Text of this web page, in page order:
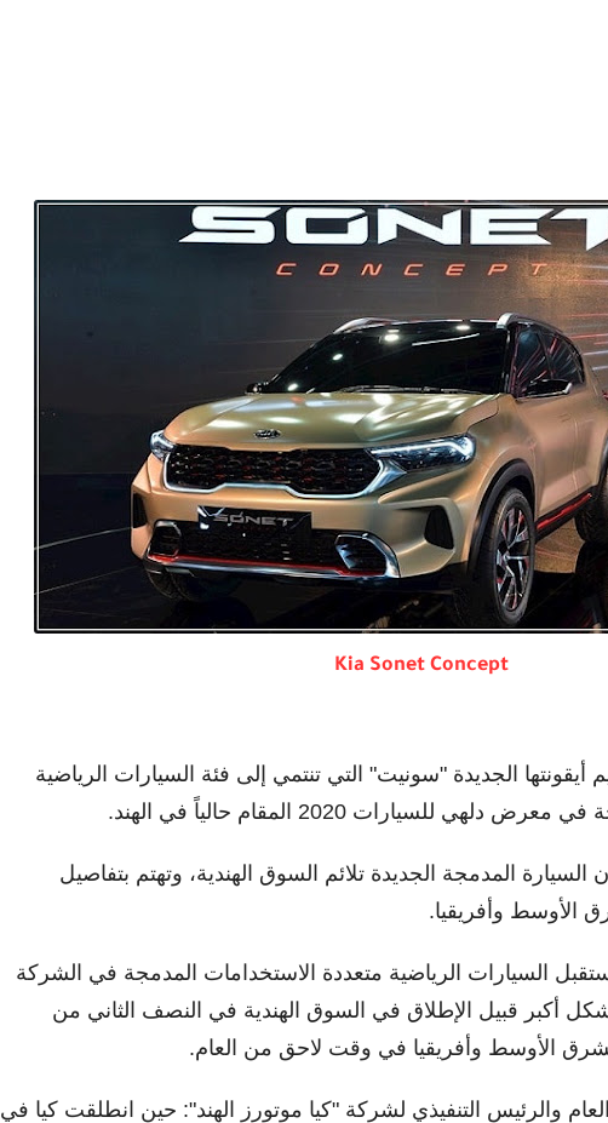
Kia Sonet Concept
الجديدة "سونيت" التي تنتمي إلى فئة السيارات الرياضية
للسيارات 2020 المقام حالياً في الهند.
المدمجة الجديدة تلائم السوق الهندية، وتهتم بتفاصيل
الأوسط وأفريقيا.
السيارات الرياضية متعددة الاستخدامات المدمجة في الشركة
أكبر قبيل الإطلاق في السوق الهندية في النصف الثاني من
والرئيس التنفيذي لشركة "كيا موتورز الهند": حين انطلقت كيا في